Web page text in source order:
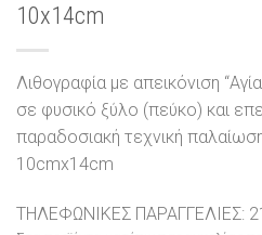
10x14cm
Λιθογραφία με απεικόνιση
σε φυσικό ξύλο (πεύκο) και
παραδοσιακή τεχνική
10cmx14cm
ΤΗΛΕΦΩΝΙΚΕΣ ΠΑΡΑΓΓΕΛΙΕΣ: